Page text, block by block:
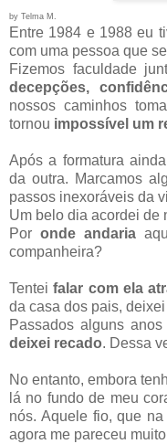
by Telma M.
Entre 1984 e 1988 eu
com uma pessoa que
Fizemos faculdade
decepções,
nossos caminhos
tornou impossível um
Após a formatura
da outra. Marcamos
passos inexoráveis da
Um belo dia acordei de
Por onde andaria
companheira?
Tenteifalar com ela
da casa dos pais,
Passados alguns
deixei recado. Dessa
No entanto, embora
lá no fundo de meu
nós. Aquele fio, que
agora me pareceu